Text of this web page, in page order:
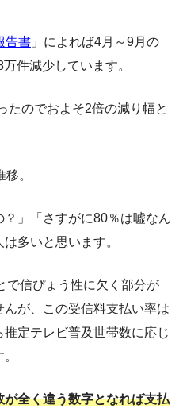
告書 」によれば4月～9月の
件減少しています。
たのでおよそ2倍の減り幅と
。
？」「さすがに80％は嘘なん
多いと思います。
で信ぴょう性に欠く部分が
が、この受信料支払い率は
定テレビ普及世帯数に応じ
全く違う数字となれば支払